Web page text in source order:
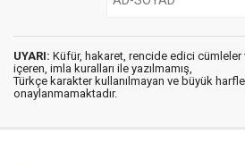
UYARI: Küfür, hakaret, rencide edici cümleler
içeren, imla kuralları ile yazılmamış,
Türkçe karakter kullanılmayan ve büyük
onaylanmamaktadır.